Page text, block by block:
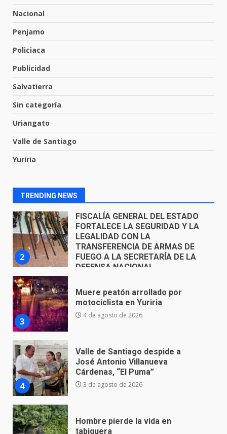
Nacional
Penjamo
Policiaca
Publicidad
Salvatierra
Sin categoría
Uriangato
Valle de Santiago
Yuriria
TRENDING NEWS
7
30 de julio de 2026
1
El Pbro. Mario Alberto Pérez
parroquia de Guarapo
2
FISCALÍA GENERAL DEL ESTADO
FUEGO A LA SECRETARÍA DE LA
DEFENSA NACIONAL
5 de agosto de 2026
3
Muere peatón arrollado por
motociclista en Yuriria
4 de agosto de 2026
4
Valle de Santiago despide a
José Antonio Villanueva
Cárdenas, “El Puma”
3 de agosto de 2026
5
Hombre pierde la vida en
tabiquera
31 de julio de 2026
Emboscada a policías en Yuriria